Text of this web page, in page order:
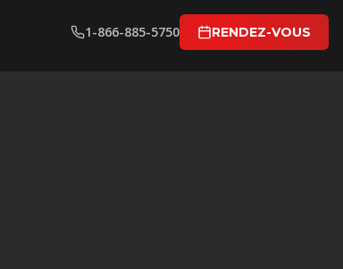
1-866-885-5750 RENDEZ-VOUS